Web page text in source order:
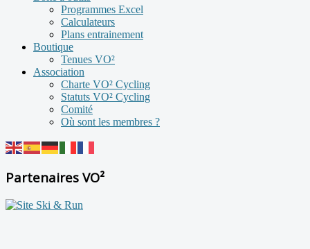
Programmes Excel
Calculateurs
Plans entrainement
Boutique
Tenues VO²
Association
Charte VO² Cycling
Statuts VO² Cycling
Comité
Où sont les membres ?
Partenaires VO²